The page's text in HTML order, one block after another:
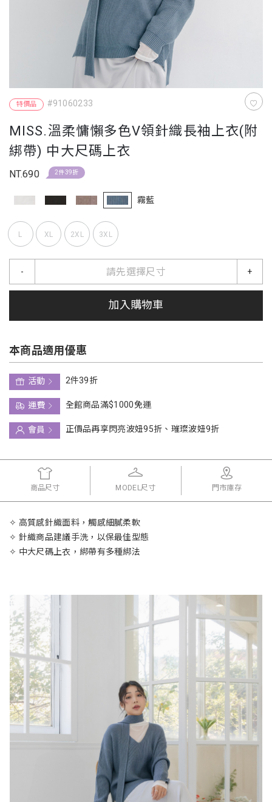
特價品 #91060233
MISS.溫柔慵懶多色V領針織長袖上衣(附
綁帶) 中大尺碼上衣
NT.690 2件39折
霧藍
L XL 2XL 3XL
請先選擇尺寸
- +
加入購物車
本商品適用優惠
活動
2件39折
運費
全館商品滿$1000免運
會員
正價品再享閃亮波妞95折、璀璨波妞9折
商品尺寸 MODEL尺寸 門市庫存
✧ 高質感針織面料，觸感細膩柔軟
✧ 針織商品建議手洗，以保最佳型態
✧ 中大尺碼上衣，綁帶有多種綁法